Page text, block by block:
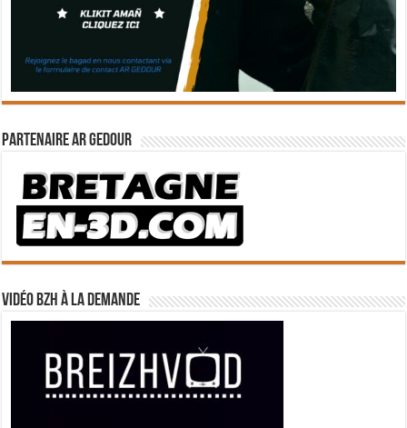
Partenaire Ar Gedour
Vidéo BZH à la demande